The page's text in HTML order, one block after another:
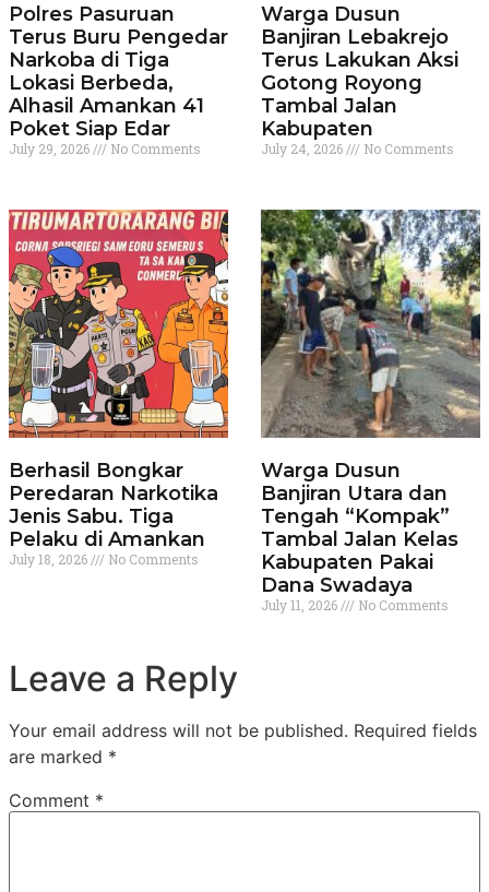
Polres Pasuruan
Terus Buru Pengedar
Narkoba di Tiga
Lokasi Berbeda,
Alhasil Amankan 41
Poket Siap Edar
July 29, 2026 No Comments
Warga Dusun
Banjiran Lebakrejo
Terus Lakukan Aksi
Gotong Royong
Tambal Jalan
Kabupaten
July 24, 2026 No Comments
Berhasil Bongkar
Peredaran Narkotika
Jenis Sabu. Tiga
Pelaku di Amankan
July 18, 2026 No Comments
Warga Dusun
Banjiran Utara dan
Tengah “Kompak”
Tambal Jalan Kelas
Kabupaten Pakai
Dana Swadaya
July 11, 2026 No Comments
Leave a Reply
Your email address will not be published. Required fields
are marked *
Comment *